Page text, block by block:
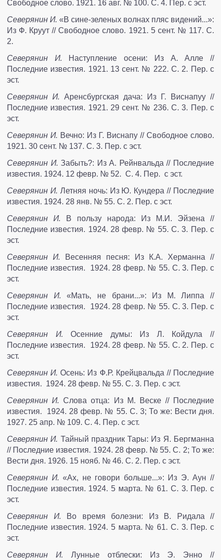
Свободное слово. 1921. 16 авг. № 100. С. 4. Пер. с эст.
Северянин И. «В сине-зеленых волнах пляс видений...»:
Из Ф. Круут // Свободное слово. 1921. 5 сент. № 117. С.
2.
Северянин И. Наступление осени: Из А. Алле //
Последние известия. 1921. 13 сент. № 222. С. 2. Пер. с
эст.
Северянин И. Аренсбургская дача: Из Г. Виснапуу //
Последние известия. 1921. 29 сент. № 236. С. 3. Пер. с
эст.
Северянин И. Вечно: Из Г. Виснапу // Свободное слово.
1921. 30 сент. № 137. С. 3. Пер. с эст.
Северянин И. Забыть?: Из А. Рейнвальда // Последние
известия. 1924. 12 февр. № 52. С. 4. Пер. с эст.
Северянин И. Летняя ночь: Из Ю. Кундера // Последние
известия. 1924. 28 янв. № 55. С. 2. Пер. с эст.
Северянин И. В пользу народа: Из М.И. Эйзена //
Последние известия. 1924. 28 февр. № 55. С. 3. Пер. с
эст.
Северянин И. Весенняя песня: Из К.А. Херманна //
Последние известия. 1924. 28 февр. № 55. С. 3. Пер. с
эст.
Северянин И. «Мать, не брани...»: Из М. Липпа //
Последние известия. 1924. 28 февр. № 55. С. 3. Пер. с
эст.
Северянин И. Осенние думы: Из Л. Койдула //
Последние известия. 1924. 28 февр. № 55. С. 2. Пер. с
эст.
Северянин И. Осень: Из Ф.Р. Крейцвальда // Последние
известия. 1924. 28 февр. № 55. С. 3. Пер. с эст.
Северянин И. Слова отца: Из М. Веске // Последние
известия. 1924. 28 февр. № 55. С. 3; То же: Вести дня.
1927. 25 апр. № 109. С. 4. Пер. с эст.
Северянин И. Тайный праздник Тары: Из Я. Бергманна
// Последние известия. 1924. 28 февр. № 55. С. 2; То же:
Вести дня. 1926. 15 нояб. № 46. С. 2. Пер. с эст.
Северянин И. «Ах, не говори больше...»: Из Э. Аун //
Последние известия. 1924. 5 марта. № 61. С. 3. Пер. с
эст.
Северянин И. Во время болезни: Из В. Ридала //
Последние известия. 1924. 5 марта. № 61. С. 3. Пер. с
эст.
Северянин И. Лунные отблески: Из Э. Энно //